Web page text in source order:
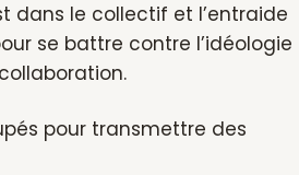
dans le collectif et l’entraide
se battre contre l’idéologie
pour transmettre des